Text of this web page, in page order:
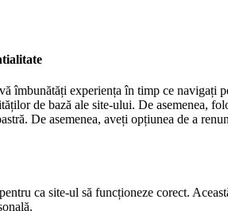
îmbunătăți experiența în timp ce navigați
de bază ale site-ului. De asemenea,
De asemenea, aveți opțiunea de a
ca site-ul să funcționeze corect.